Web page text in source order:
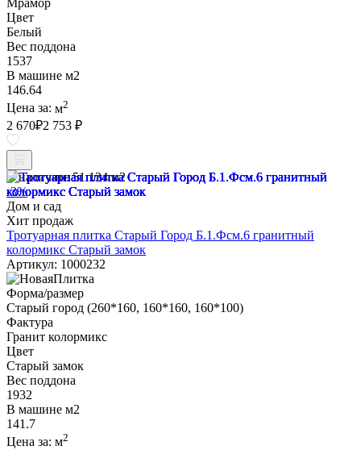
Мрамор
Цвет
Белый
Вес поддона
1537
В машине м2
146.64
Цена за: м2
2 670₽2 753 ₽
В наличии: 51.134 м2
-3%
Дом и сад
Хит продаж
Тротуарная плитка Старый Город Б.1.Фсм.6 гранитный
колормикс Старый замок
Артикул: 1000232
Форма/размер
Старый город (260*160, 160*160, 160*100)
Фактура
Гранит колормикс
Цвет
Старый замок
Вес поддона
1932
В машине м2
141.7
Цена за: м2